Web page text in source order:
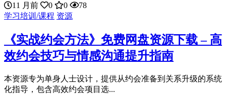
11 月前
0 0
78
学习培训/课程 资源
《实战约会方法》免费网盘资源下载 – 高
效约会技巧与情感沟通提升指南
本资源专为单身人士设计，提供从约会准备到关系升级的系统
化指导，包含高效约会项目选...